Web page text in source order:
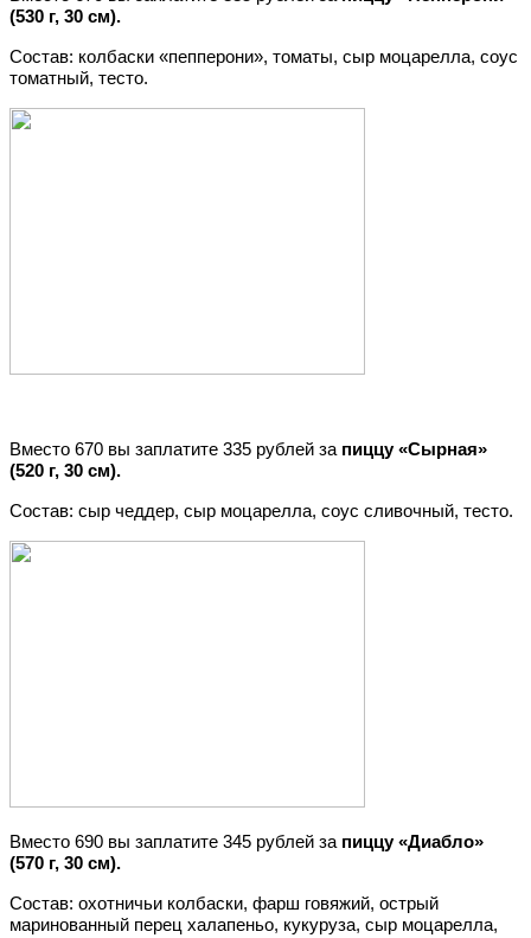
(530 г, 30 см).
Состав: колбаски «пепперони», томаты, сыр моцарелла, соус
томатный, тесто.
Вместо 670 вы заплатите 335 рублей за пиццу «Сырная»
(520 г, 30 см).
Состав: сыр чеддер, сыр моцарелла, соус сливочный, тесто.
Вместо 690 вы заплатите 345 рублей за пиццу «Диабло»
(570 г, 30 см).
Состав: охотничьи колбаски, фарш говяжий, острый
маринованный перец халапеньо, кукуруза, сыр моцарелла,